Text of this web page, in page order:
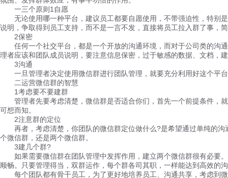
一三个原则1自愿
无论使用哪一种平台，建议员工都要自愿使用，不带强迫性，特别
说明，争取得到员工支持，而不是一言不发，直接将员工拉入群了事，
2保密
任何一个社交平台，都是一个开放的沟通环境，而对于公司类的沟
理者应该和团队成员说明，要注意信息保密，过于敏感的数据、文档，
3沟通
一旦管理者决定使用微信群进行团队管理，就要充分利用好这个平
二运营微信群的智慧
1考虑要不要建群
管理者先要考虑清楚，微信群是否适合你们，首先一个前提条件，
可想而知。
2注意群的定位
再者，考虑清楚，你团队的微信群定位做什么?是希望通过单纯的沟
个微信群，还是两个微信群。
3建几个群?
如果需要微信群在团队管理中发挥作用，建立两个微信群很有必要
顺畅。只要管理得当，双群运作，每个群各司其职，一样能达到高效的
每个团队都有骨干员工，为了更好地培养员工、沟通共享，考虑到